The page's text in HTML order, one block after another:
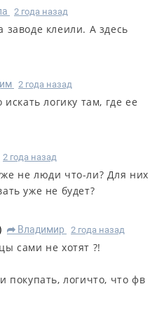
2 года назад
заводе клеили. А здесь
2 года назад
логику там, где ее
2 года назад
не люди что-ли? Для них
уже не будет?
R Владимир 2 года назад
сами не хотят ?!
покупать, логичто, что фв